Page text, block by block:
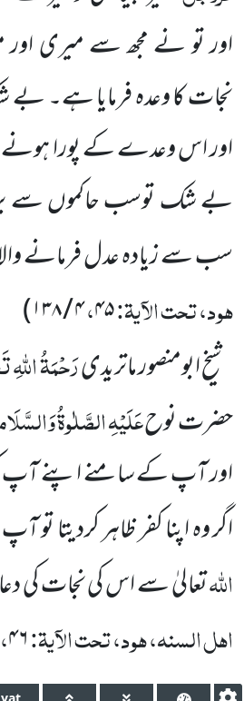
اور تو نے مجھ سے میری
نجات کا وعدہ فرمایا ہے۔
اور اس وعدے کے پورا ہونے
بے شک توسب حاکموںسے
سب سے زیادہ عدل فرمانے
ہود، تحت الآیۃ:۴۵،۴/۱۳۸)
شیخ ابومنصور ماتریدیرَحْمَۃُ اللہِ
حضرت نوحعَلَیْہِ الصَّلٰوۃُ
اورآپ کے سامنے اپنے آپ کو
اگر وہ اپنا کفر ظاہر کردیتا تو آپ
اللہتعالیٰ سے اس کی نجات کی
اہل السنہ، ہود، تحت الآیۃ:۴۶،